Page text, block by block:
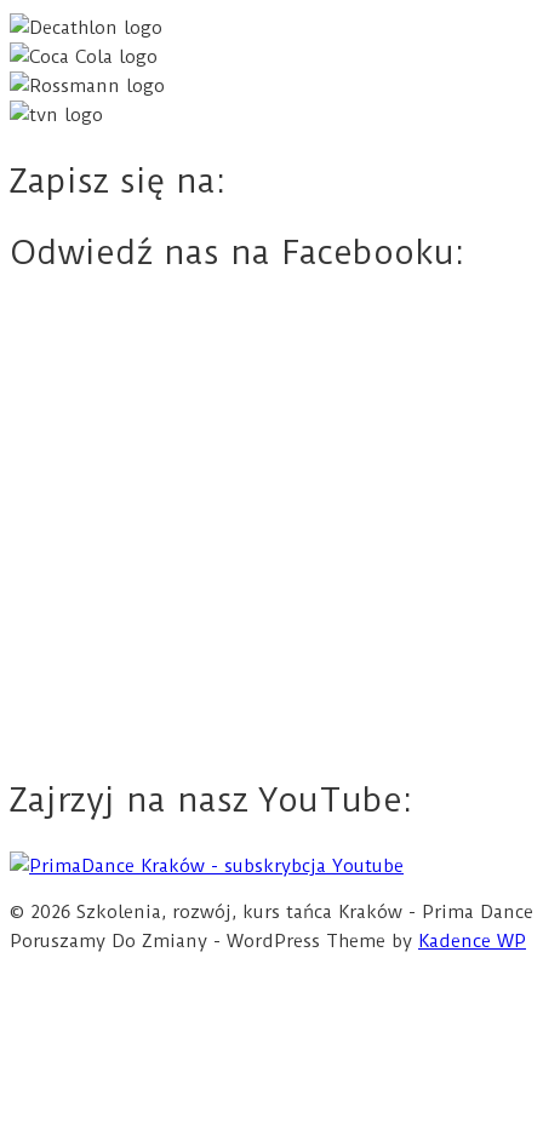
Zapisz się na:
Odwiedź nas na Facebooku:
Zajrzyj na nasz YouTube:
© 2026 Szkolenia, rozwój, kurs tańca Kraków - Prima Dance
Poruszamy Do Zmiany - WordPress Theme by Kadence WP